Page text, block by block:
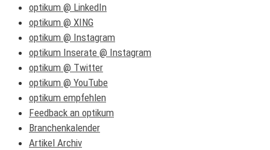
optikum @ LinkedIn
optikum @ XING
optikum @ Instagram
optikum Inserate @ Instagram
optikum @ Twitter
optikum @ YouTube
optikum empfehlen
Feedback an optikum
Branchenkalender
Artikel Archiv